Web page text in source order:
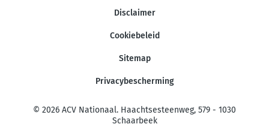
Disclaimer
Cookiebeleid
Sitemap
Privacybescherming
© 2026 ACV Nationaal. Haachtsesteenweg, 579 - 1030
Schaarbeek